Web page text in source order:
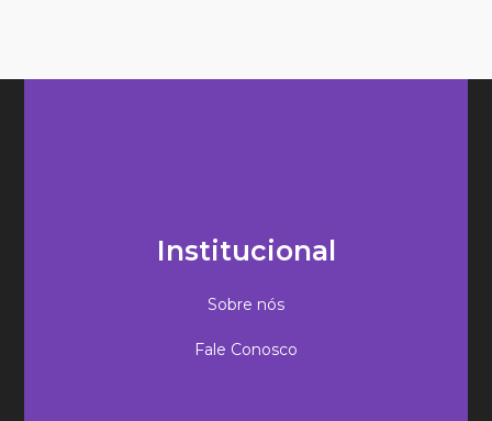
Institucional
Sobre nós
Fale Conosco